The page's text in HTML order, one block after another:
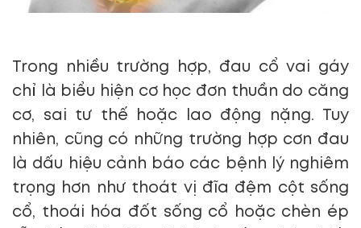
Trong nhiều trường hợp, đau cổ vai gáy
chỉ là biểu hiện cơ học đơn thuần do căng
cơ, sai tư thế hoặc lao động nặng. Tuy
nhiên, cũng có những trường hợp cơn đau
là dấu hiệu cảnh báo các bệnh lý nghiêm
trọng hơn như thoát vị đĩa đệm cột sống
cổ, thoái hóa đốt sống cổ hoặc chèn ép